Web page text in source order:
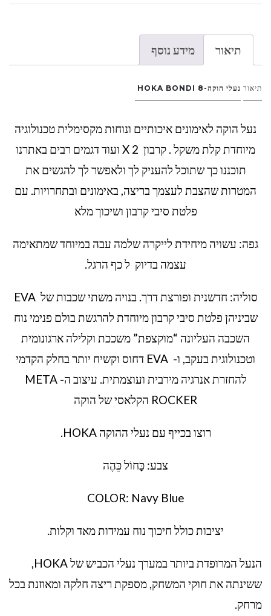
תיאור מידע נוסף
תיאור נעלי הוקה- HOKA BONDI 8
נעל הוקה לאימונים איכותיים ונוחות מקסימלית טכנולוגיה
מיוחדת קלת משקל . קרבון X 2 ועוד דגמים רבים באתרנו
תוכננו כך שתוכל להעניק לך ולאפשר לך להגשים את
המטרות שהצבת לעצמך בריצה, באימונים ובתחרויות. עם
פלטת סיבי קרבון ושיכוך מלא
גפה: עשויה מיחידת לייקרה שלמה עבה במיוחד שמתאימה
עצמה בדיוק ל כף הרגל.
סוליה: חדשנית ופורצת דרך. בנויה משתי שכבות של EVA
שביניהן פלטת סיבי קרבון מיוחדת להרגשת בולם פנימי נוח
השכבה העליונה “מוקצפת” משככת וקלילה ארגונומית
וטכנולוגית בעקב, ו- EVA דחוס וקשיח יותר בחלק הקדמי
להחזרת אנרגיה מירבית ועוצמתית. עיצוב ה- META
ROCKER הקלאסי של הוקה
רוצו בכייף עם נעלי ההוקה HOKA.
צבע: כָּחוֹל כֵּהֶה
COLOR: Navy Blue
יציבות כולל חיכוך נוח עמידות מאד וקלות.
הנעל המרופדת ביותר במערך נעלי הכביש של HOKA,
ששינתה את חוקי המשחק, מספקת ריצה חלקה ומאוזנת בכל
מרחק.